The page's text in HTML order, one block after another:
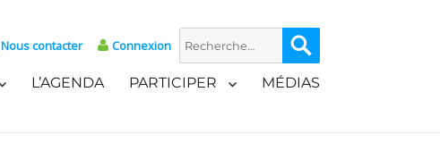
Nous contacter Connexion
Recherche
pour :
L’AGENDA PARTICIPER MÉDIAS